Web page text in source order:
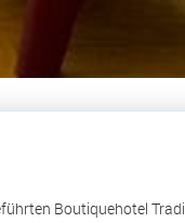
Boutiquehotel